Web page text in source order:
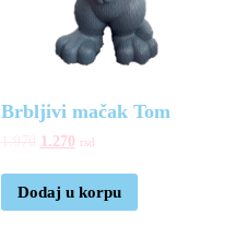
Brbljivi mačak Tom
1.270 rsd
Dodaj u korpu